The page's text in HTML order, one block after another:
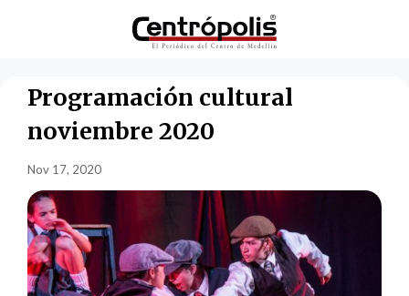
Programación cultural
noviembre 2020
Nov 17, 2020